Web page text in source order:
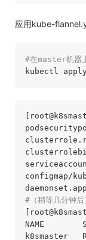
应用kube-
#在master机器
kubectl
[root
configmap/
#（稍等几分钟
[root
NAME
k8smaster